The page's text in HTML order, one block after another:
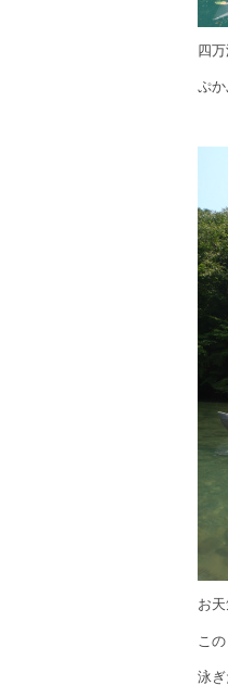
四
ぷ
お
こ
泳